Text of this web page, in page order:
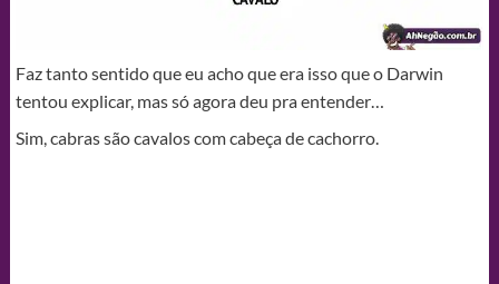
Faz tanto sentido que eu acho que era isso que o Darwin
tentou explicar, mas só agora deu pra entender…
Sim, cabras são cavalos com cabeça de cachorro.